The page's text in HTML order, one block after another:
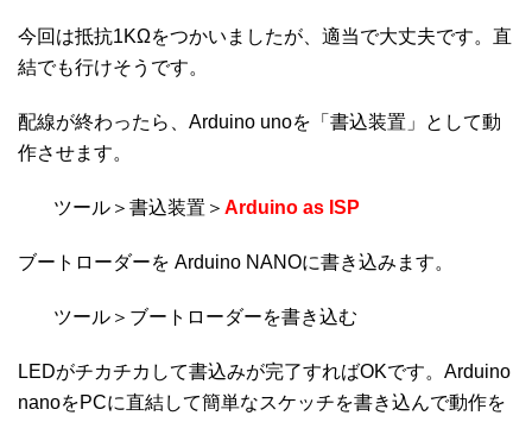
今回は抵抗1KΩをつかいましたが、適当で大丈夫です。直
結でも行けそうです。
配線が終わったら、Arduino unoを「書込装置」として動
作させます。
ツール＞書込装置＞ Arduino as ISP
ブートローダーを Arduino NANOに書き込みます。
ツール＞ブートローダーを書き込む
LEDがチカチカして書込みが完了すればOKです。Arduino
nanoをPCに直結して簡単なスケッチを書き込んで動作を